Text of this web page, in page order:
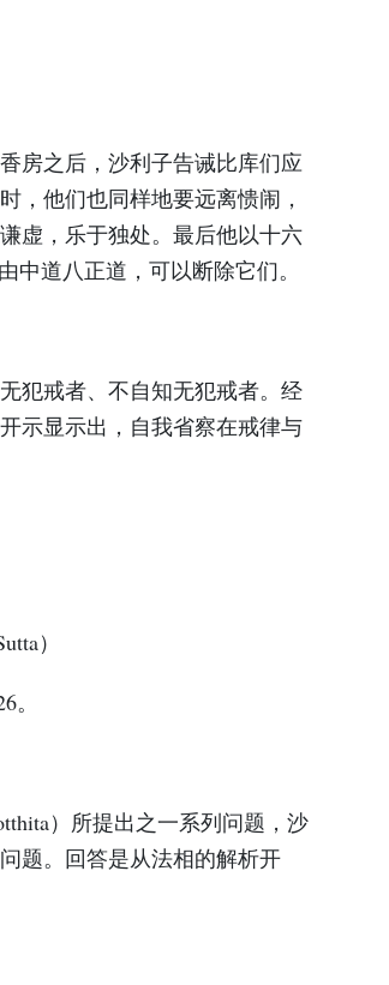
房之后，沙利子告诫比库们应
，他们也同样地要远离愦闹，
虚，乐于独处。最后他以十六
道八正道，可以断除它们。
犯戒者、不自知无犯戒者。经
示显示出，自我省察在戒律与
）
）所提出之一系列问题，沙
题。回答是从法相的解析开